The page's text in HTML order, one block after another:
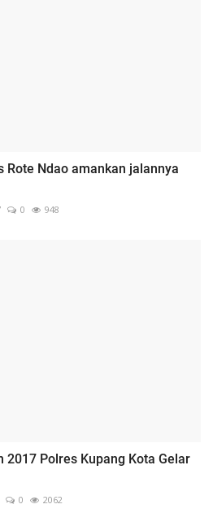
Rote Ndao amankan jalannya
0 948
2017 Polres Kupang Kota Gelar
0 2062